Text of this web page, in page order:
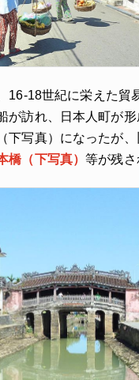
16-18世紀に栄えた貿
が訪れ、日本人町が
下写真）になったが
橋（下写真）等が残さ